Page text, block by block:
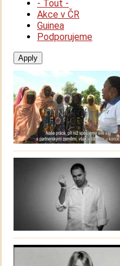
- Tout -
Akce v ČR
Guinea
Podporujeme